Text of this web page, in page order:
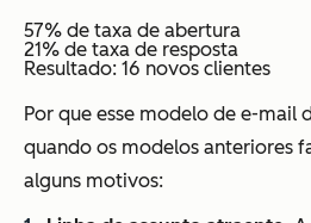
57% de taxa de abertura
21% de taxa de resposta
Resultado: 16 novos clientes
Por que esse modelo de e-mail
quando os modelos anteriores
alguns motivos: